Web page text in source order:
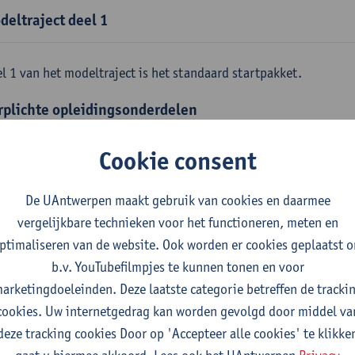
deel 1
1 van het modeltraject is het standaard startpakket.
opleidingsonderdelen
1E SEM
methoden en technieken
1E SEM
Jan Sijbers
chemie m.i.v. labovaardigheden
1E SEM
Frank Blockhuys Christophe De Bie
Cookie consent
De UAntwerpen maakt gebruik van cookies en daarmee
vergelijkbare technieken voor het functioneren, meten en
van de website. Ook worden er cookies geplaatst
b.v. YouTubefilmpjes te kunnen tonen en voor
Deze laatste categorie betreffen de
Uw internetgedrag kan worden gevolgd door middel
tracking cookies Door op 'Accepteer alle cookies' te